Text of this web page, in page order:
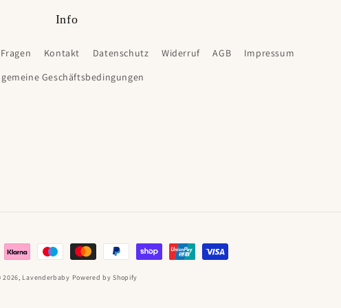
Info
Kontakt Datenschutz Widerruf AGB
Impressum
Geschäftsbedingungen
2026, Lavenderbaby Powered by Shopify